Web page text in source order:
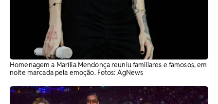
Homenagem a Marília Mendonça reuniu familiares e famosos, em
noite marcada pela emoção. Fotos: AgNews